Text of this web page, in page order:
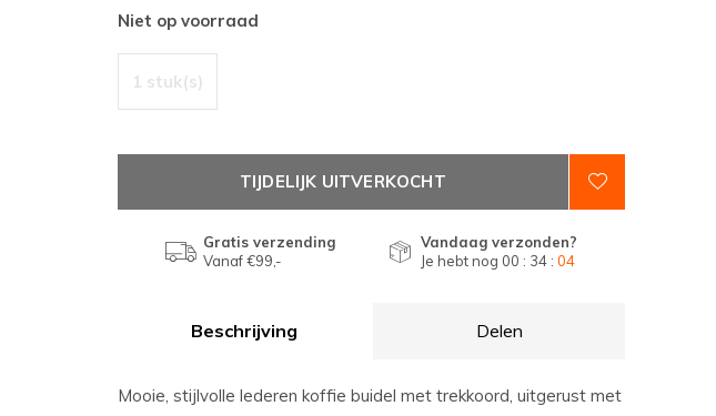
Niet op voorraad
1 stuk(s)
TIJDELIJK UITVERKOCHT
Gratis verzending
Vanaf €99,-
Vandaag verzonden?
Je hebt nog 00 : 34 : 03
Beschrijving Delen
Mooie, stijlvolle lederen koffie buidel met trekkoord, uitgerust met